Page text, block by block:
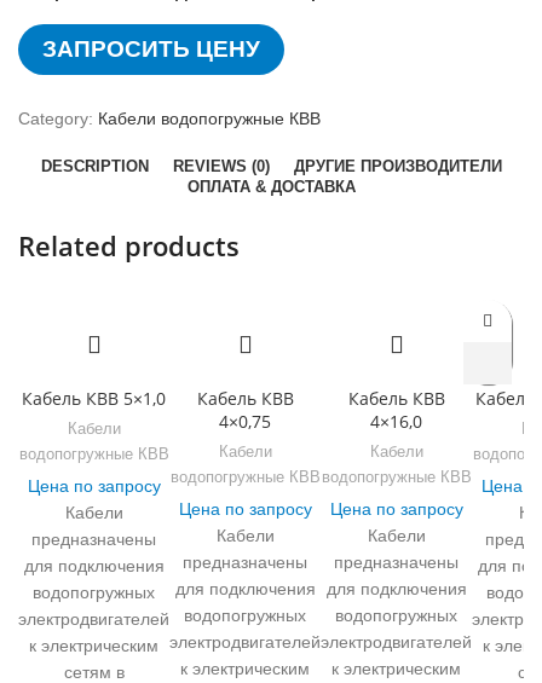
ЗАПРОСИТЬ ЦЕНУ
Category: Кабели водопогружные КВВ
DESCRIPTION REVIEWS (0)
ДРУГИЕ ПРОИЗВОДИТЕЛИ
ОПЛАТА & ДОСТАВКА
Related products
Кабель КВВ 5×1,0
Кабели
водопогружные КВВ
Цена по запросу
Кабели
предназначены
для подключения
водопогружных
электродвигателей
к электрическим
сетям в
Кабель КВВ
4×0,75
Кабели
водопогружные КВВ
Цена по запросу
Кабели
предназначены
для подключения
водопогружных
электродвигателей
к электрическим
Кабель КВВ
4×16,0
Кабели
водопогружные КВВ
Цена по запросу
Кабели
предназначены
для подключения
водопогружных
электродвигателей
к электрическим
Кабель
Цена
для
к